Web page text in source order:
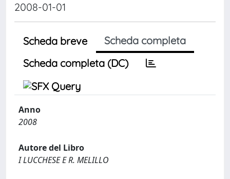
2008-01-01
Scheda breve
Scheda completa
Scheda completa (DC)
Anno
2008
Autore del Libro
I LUCCHESE E R. MELILLO